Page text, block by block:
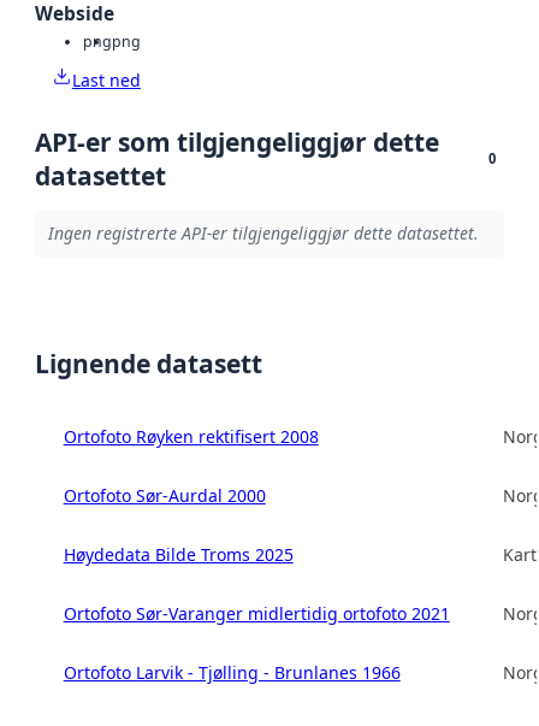
Webside
pngpng
Last ned
API-er som tilgjengeliggjør dette
datasettet
0
Ingen registrerte API-er tilgjengeliggjør dette datasettet.
Lignende datasett
Ortofoto Røyken rektifisert 2008
Ortofoto Sør-Aurdal 2000
Høydedata Bilde Troms 2025
Ortofoto Sør-Varanger midlertidig ortofoto 2021
Ortofoto Larvik - Tjølling - Brunlanes 1966